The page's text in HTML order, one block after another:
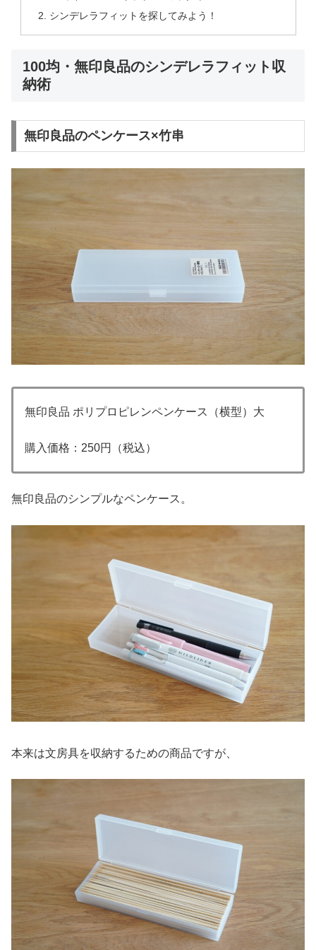
シンデレラフィットを探してみよう！
100均・無印良品のシンデレラフィット収
納術
無印良品のペンケース×竹串
無印良品 ポリプロピレンペンケース（横型）大
購入価格：250円（税込）
無印良品のシンプルなペンケース。
本来は文房具を収納するための商品ですが、